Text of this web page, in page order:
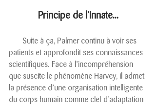
Principe de l’Innate...
patients et approfondit ses connaissances
scientifiques. Face à l’incompréhension
que suscite le phénomène Harvey, il admet
la présence d’une organisation intelligente
du corps humain comme clef d’adaptation